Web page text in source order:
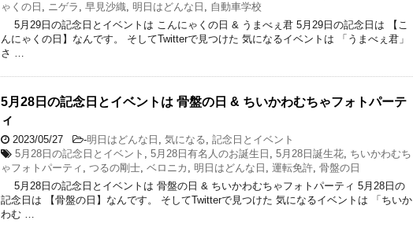
ゃくの日 , ニゲラ , 早見沙織, 明日はどんな日 , 自動車学校
5月29日の記念日とイベントは こんにゃくの日 & うまべぇ君 5月29日の記念日は 【こ
んにゃくの日】なんです。 そしてTwitterで見つけた 気になるイベントは 「うまべぇ君」
さ …
5月28日の記念日とイベントは 骨盤の日 & ちいかわむちゃフォトパーテ
ィ
2023/05/27 -明日はどんな日 , 気になる, 記念日とイベント
5月28日の記念日とイベント , 5月28日有名人のお誕生日 , 5月28日誕生花, ちいかわむち
ゃフォトパーティ , つるの剛士, ベロニカ , 明日はどんな日 , 運転免許, 骨盤の日
5月28日の記念日とイベントは 骨盤の日 & ちいかわむちゃフォトパーティ 5月28日の
記念日は 【骨盤の日】なんです。 そしてTwitterで見つけた 気になるイベントは 「ちいか
わむ …